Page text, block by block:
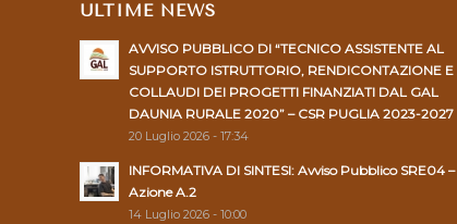
ULTIME NEWS
AVVISO PUBBLICO DI “TECNICO ASSISTENTE AL
SUPPORTO ISTRUTTORIO, RENDICONTAZIONE E
COLLAUDI DEI PROGETTI FINANZIATI DAL GAL
DAUNIA RURALE 2020” – CSR PUGLIA 2023-2027
20 Luglio 2026 - 17:34
INFORMATIVA DI SINTESI: Avviso Pubblico SRE04 –
Azione A.2
14 Luglio 2026 - 10:00